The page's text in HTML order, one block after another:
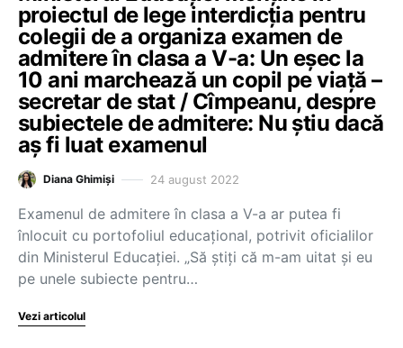
proiectul de lege interdicția pentru
colegii de a organiza examen de
admitere în clasa a V-a: Un eșec la
10 ani marchează un copil pe viață –
secretar de stat / Cîmpeanu, despre
subiectele de admitere: Nu știu dacă
aș fi luat examenul
Diana Ghimiși 24 august 2022
Examenul de admitere în clasa a V-a ar putea fi
înlocuit cu portofoliul educațional, potrivit oficialilor
din Ministerul Educației. „Să știți că m-am uitat și eu
pe unele subiecte pentru…
Vezi articolul